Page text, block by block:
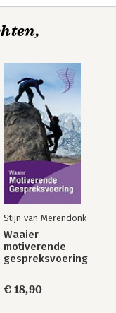
Stijn van Merendonk
Waaier
motiverende
gespreksvoering
€ 18,90